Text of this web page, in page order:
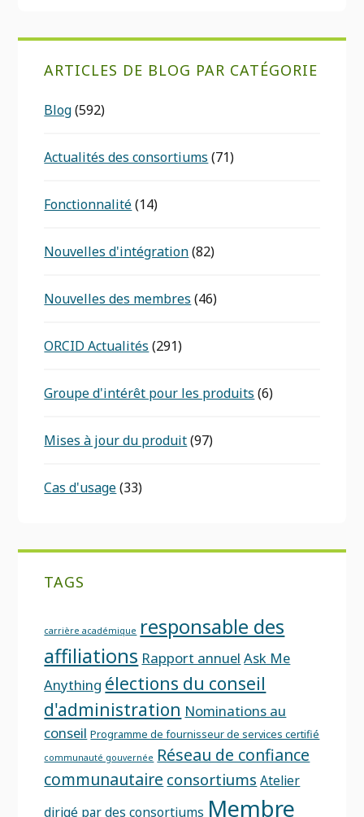
ARTICLES DE BLOG PAR CATÉGORIE
Blog(592)
Actualités des consortiums (71)
Fonctionnalité(14)
Nouvelles d'intégration(82)
Nouvelles des membres (46)
ORCID Actualités (291)
Groupe d'intérêt pour les produits (6)
Mises à jour du produit(97)
Cas d'usage(33)
TAGS
carrière académique responsable des
affiliations Rapport annuel Ask Me
Anything élections du conseil
d'administration Nominations au
conseil Programme de fournisseur de services certifié
communauté gouvernée Réseau de confiance
communautaire consortiums Atelier
dirigé par des consortiums Membre